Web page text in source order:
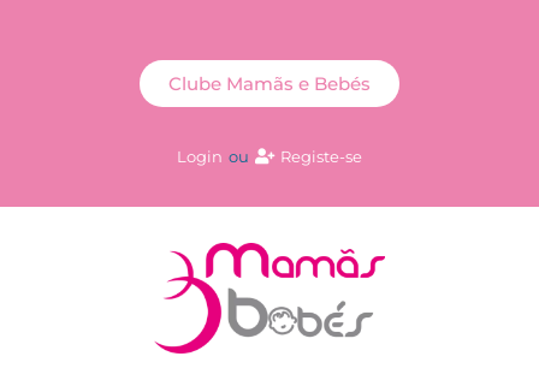
Login ou Registe-se
Clube Mamãs e Bebés